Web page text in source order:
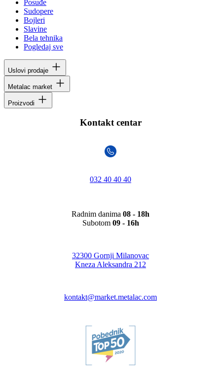
Posuđe
Sudopere
Bojleri
Slavine
Bela tehnika
Pogledaj sve
Uslovi prodaje
Metalac market
Proizvodi
Kontakt centar
032 40 40 40
Radnim danima 08 - 18h
Subotom 09 - 16h
32300 Gornji Milanovac
Kneza Aleksandra 212
kontakt@market.metalac.com